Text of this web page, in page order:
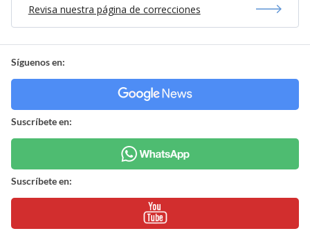
Revisa nuestra página de correcciones
Síguenos en:
Suscríbete en:
Suscríbete en: